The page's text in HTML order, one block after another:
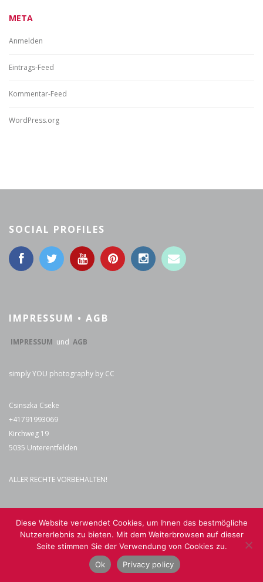
META
Anmelden
Eintrags-Feed
Kommentar-Feed
WordPress.org
SOCIAL PROFILES
IMPRESSUM • AGB
IMPRESSUM und AGB
simply YOU photography by CC
Csinszka Cseke
+41791993069
Kirchweg 19
5035 Unterentfelden
ALLER RECHTE VORBEHALTEN!
KATEGORIEN
Babyfotografie
Diese Website verwendet Cookies, um Ihnen das bestmögliche
Nutzererlebnis zu bieten. Mit dem Weiterbrowsen auf dieser
Seite stimmen Sie der Verwendung von Cookies zu.
Ok
Privacy policy